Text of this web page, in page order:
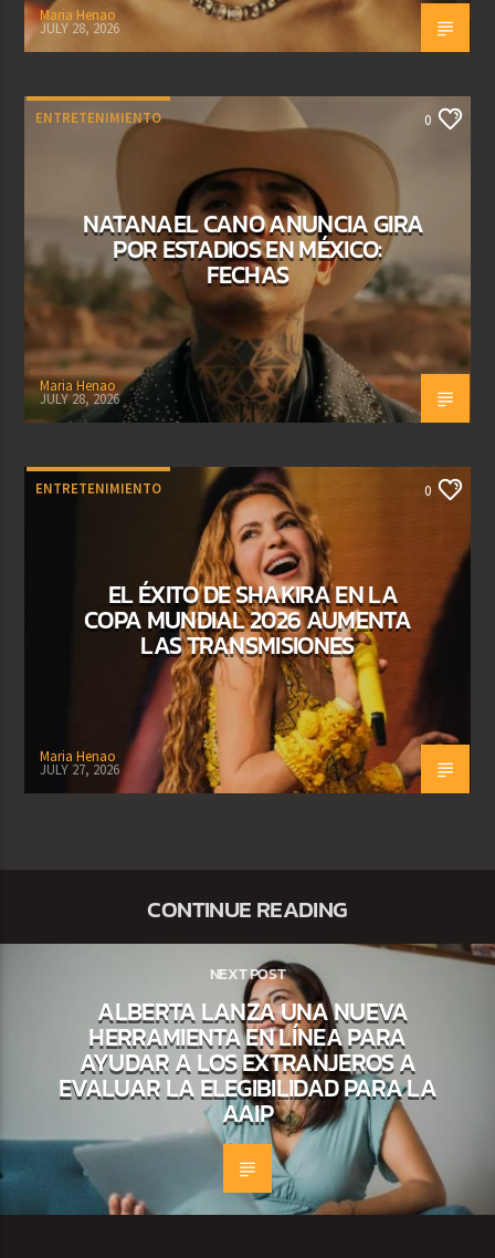
Maria Henao
JULY 28, 2026
ENTRETENIMIENTO 0
NATANAEL CANO ANUNCIA GIRA
POR ESTADIOS EN MÉXICO:
FECHAS
Maria Henao
JULY 28, 2026
ENTRETENIMIENTO 0
EL ÉXITO DE SHAKIRA EN LA
COPA MUNDIAL 2026 AUMENTA
LAS TRANSMISIONES
Maria Henao
JULY 27, 2026
CONTINUE READING
NEXT POST
ALBERTA LANZA UNA NUEVA
HERRAMIENTA EN LÍNEA PARA
AYUDAR A LOS EXTRANJEROS A
EVALUAR LA ELEGIBILIDAD PARA LA
AAIP